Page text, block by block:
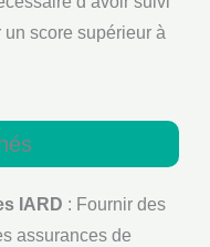
un score supérieur à
IARD : Fournir des
assurances de